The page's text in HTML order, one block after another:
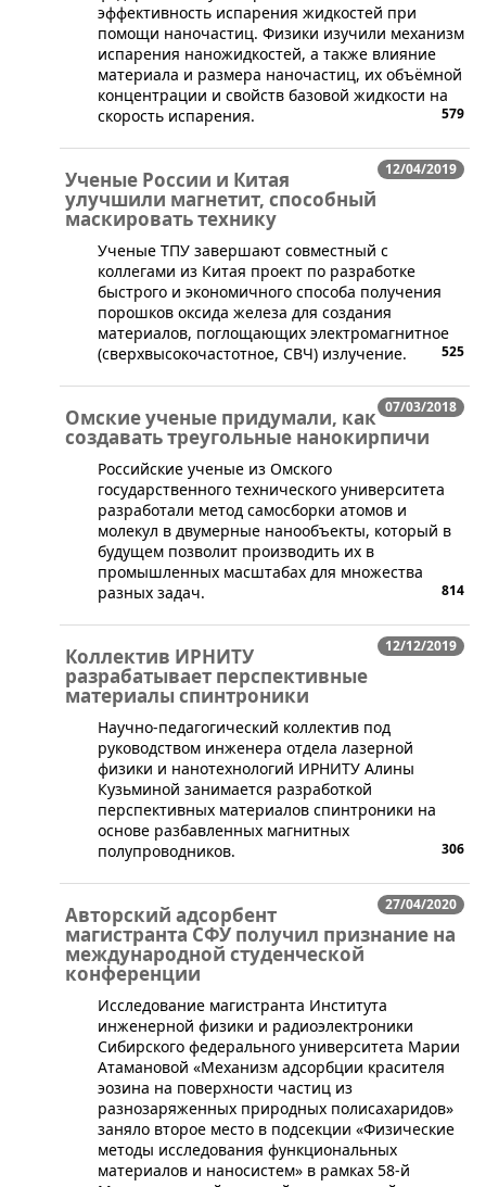
эффективность испарения жидкостей при
помощи наночастиц. Физики изучили механизм
испарения наножидкостей, а также влияние
материала и размера наночастиц, их объёмной
концентрации и свойств базовой жидкости на
скорость испарения.
579
12/04/2019
Ученые России и Китая
улучшили магнетит, способный
маскировать технику
​Ученые ТПУ завершают совместный с
коллегами из Китая проект по разработке
быстрого и экономичного способа получения
порошков оксида железа для создания
материалов, поглощающих электромагнитное
(сверхвысокочастотное, СВЧ) излучение.
525
07/03/2018
Омские ученые придумали, как
создавать треугольные нанокирпичи
​Российские ученые из Омского
государственного технического университета
разработали метод самосборки атомов и
молекул в двумерные нанообъекты, который в
будущем позволит производить их в
промышленных масштабах для множества
разных задач.
814
12/12/2019
Коллектив ИРНИТУ
разрабатывает перспективные
материалы спинтроники
​Научно-педагогический коллектив под
руководством инженера отдела лазерной
физики и нанотехнологий ИРНИТУ Алины
Кузьминой занимается разработкой
перспективных материалов спинтроники на
основе разбавленных магнитных
полупроводников.
306
27/04/2020
Авторский адсорбент
магистранта СФУ получил признание на
международной студенческой
конференции
​Исследование магистранта Института
инженерной физики и радиоэлектроники
Сибирского федерального университета Марии
Атамановой «Механизм адсорбции красителя
эозина на поверхности частиц из
разнозаряженных природных полисахаридов»
заняло второе место в подсекции «Физические
методы исследования функциональных
материалов и наносистем» в рамках 58-й